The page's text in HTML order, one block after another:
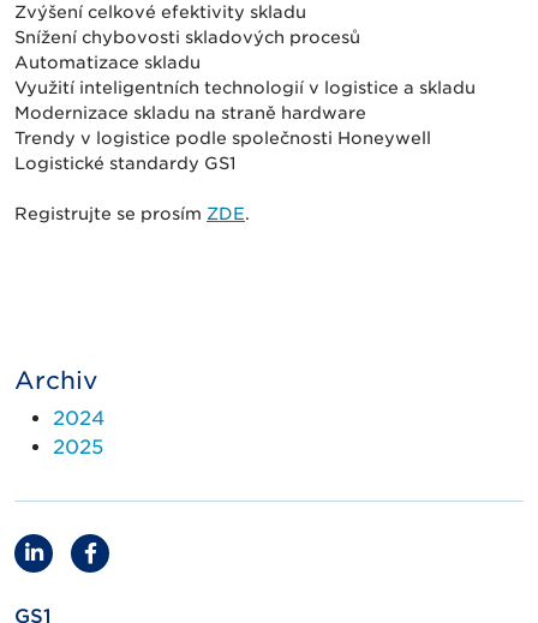
Zvýšení celkové efektivity skladu
Snížení chybovosti skladových procesů
Automatizace skladu
Využití inteligentních technologií v logistice a skladu
Modernizace skladu na straně hardware
Trendy v logistice podle společnosti Honeywell
Logistické standardy GS1
Registrujte se prosím ZDE.
Archiv
2024
2025
GS1